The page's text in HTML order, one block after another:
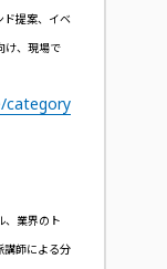
ド提案、イベ
け、現場で
category
、業界のト
講師による分